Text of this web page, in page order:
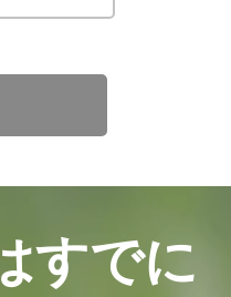
すでに